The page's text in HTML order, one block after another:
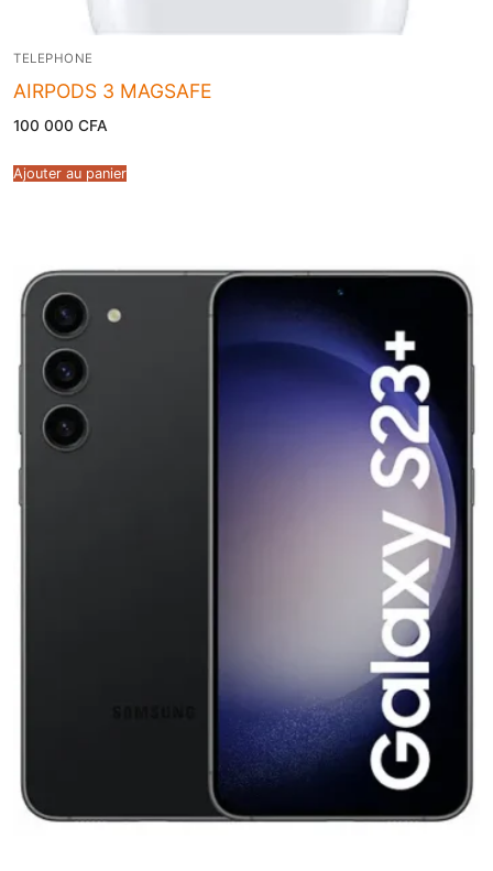
TELEPHONE
AIRPODS 3 MAGSAFE
100 000 CFA
Ajouter au panier